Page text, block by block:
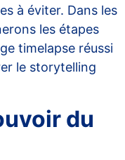
à éviter. Dans les
les étapes
timelapse réussi
le storytelling
du